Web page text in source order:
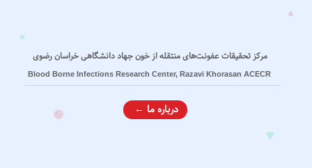
مرکز تحقیقات عفونت‌های منتقله از خون جهاد دانشگاهی خراسان رضوی
Blood Borne Infections Research Center, Razavi Khorasan ACECR
درباره ما ←